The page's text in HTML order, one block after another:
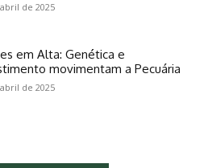
de 2025
em Alta: Genética e
movimentam a Pecuária
de 2025